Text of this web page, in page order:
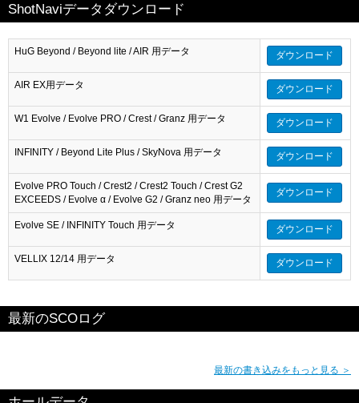
ShotNaviデータダウンロード
HuG Beyond / Beyond lite / AIR 用データ ダウンロード
AIR EX用データ ダウンロード
W1 Evolve / Evolve PRO / Crest / Granz 用データ ダウンロード
INFINITY / Beyond Lite Plus / SkyNova 用データ ダウンロード
Evolve PRO Touch / Crest2 / Crest2 Touch / Crest G2
EXCEEDS / Evolve α / Evolve G2 / Granz neo 用データ
ダウンロード
Evolve SE / INFINITY Touch 用データ ダウンロード
VELLIX 12/14 用データ ダウンロード
最新のSCOログ
最新の書き込みをもっと見る ＞